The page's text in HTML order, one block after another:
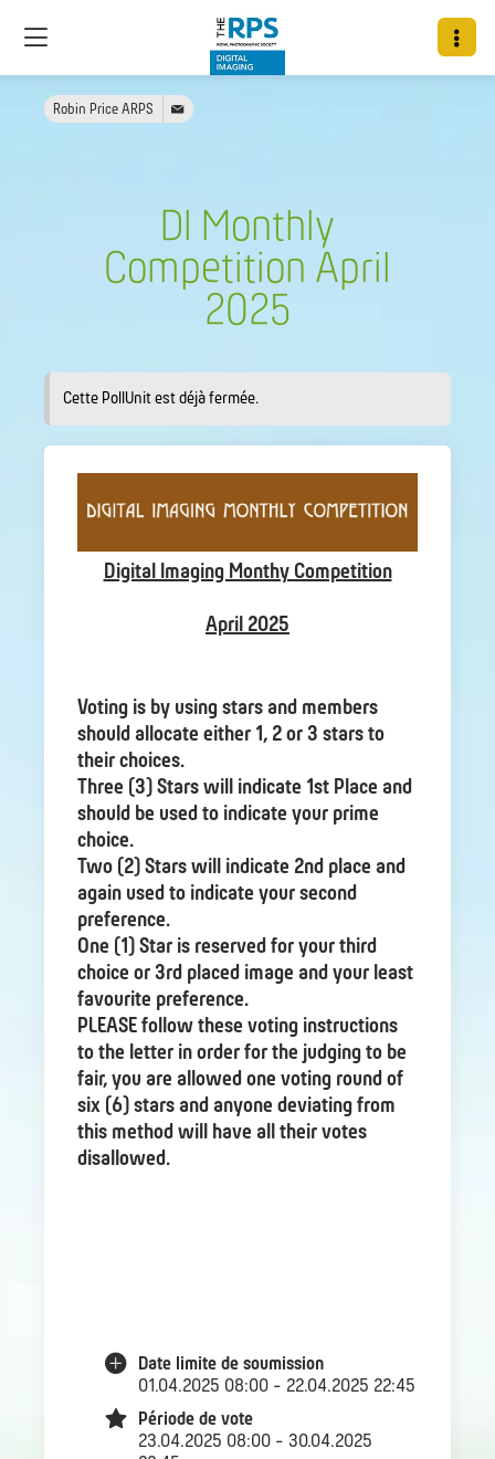
Robin Price ARPS
DI Monthly
Competition April
2025
Cette PollUnit est déjà fermée.
Digital Imaging Monthy Competition
April 2025
Voting is by using stars and members
should allocate either 1, 2 or 3 stars to
their choices.
Three (3) Stars will indicate 1st Place and
should be used to indicate your prime
choice.
Two (2) Stars will indicate 2nd place and
again used to indicate your second
preference.
One (1) Star is reserved for your third
choice or 3rd placed image and your least
favourite preference.
PLEASE follow these voting instructions
to the letter in order for the judging to be
fair, you are allowed one voting round of
six (6) stars and anyone deviating from
this method will have all their votes
disallowed.
Date limite de soumission
01.04.2025 08:00 - 22.04.2025 22:45
Période de vote
23.04.2025 08:00 - 30.04.2025